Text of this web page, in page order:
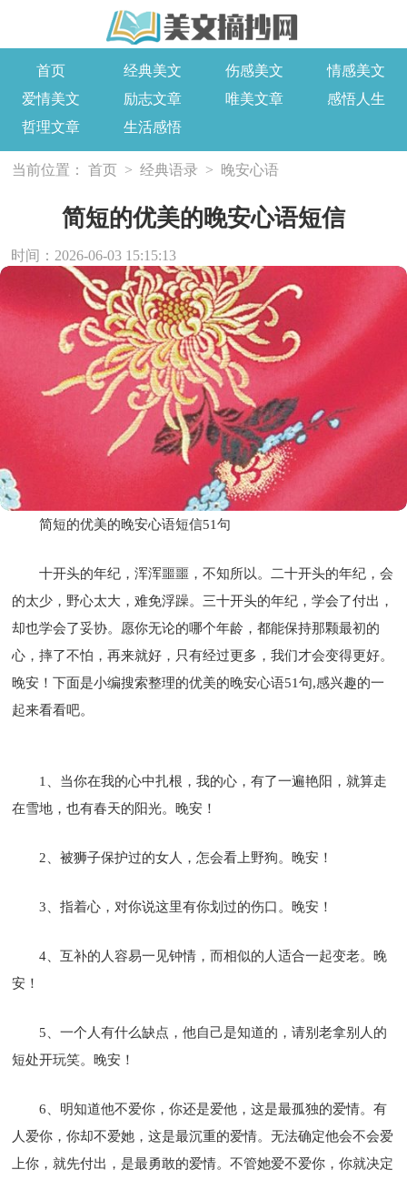
首页 经典美文 伤感美文
情感美文
爱情美文
励志文章 唯美文章
感悟人生
哲理文章
生活感悟
当前位置： 首页 > 经典语录 > 晚安心语
简短的优美的晚安心语短信
时间：2026-06-03 15:15:13
简短的优美的晚安心语短信51句
十开头的年纪，浑浑噩噩，不知所以。二十开头的年纪，会
的太少，野心太大，难免浮躁。三十开头的年纪，学会了付出，
却也学会了妥协。愿你无论的哪个年龄，都能保持那颗最初的
心，摔了不怕，再来就好，只有经过更多，我们才会变得更好。
晚安！下面是小编搜索整理的优美的晚安心语51句,感兴趣的一
起来看看吧。
1、当你在我的心中扎根，我的心，有了一遍艳阳，就算走
在雪地，也有春天的阳光。晚安！
2、被狮子保护过的女人，怎会看上野狗。晚安！
3、指着心，对你说这里有你划过的伤口。晚安！
4、互补的人容易一见钟情，而相似的人适合一起变老。晚
安！
5、一个人有什么缺点，他自己是知道的，请别老拿别人的
短处开玩笑。晚安！
6、明知道他不爱你，你还是爱他，这是最孤独的爱情。有
人爱你，你却不爱她，这是最沉重的爱情。无法确定他会不会爱
上你，就先付出，是最勇敢的爱情。不管她爱不爱你，你就决定